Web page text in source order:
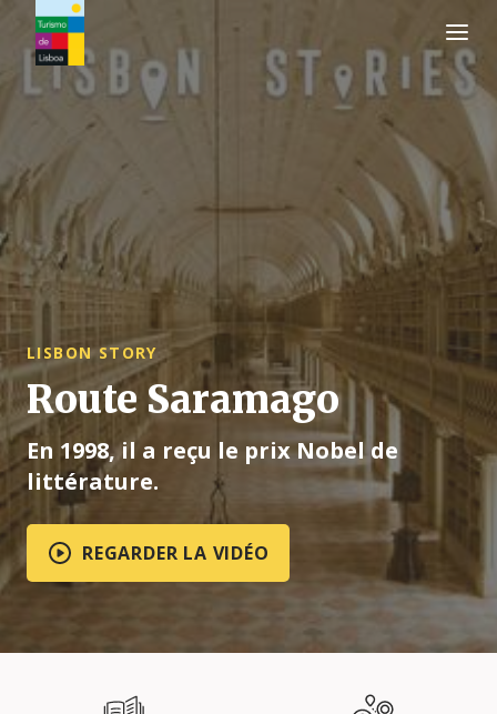
Logo de Turismo de Lisboa
LISBON STORY
Route Saramago
En 1998, il a reçu le prix Nobel de
littérature.
REGARDER LA VIDÉO